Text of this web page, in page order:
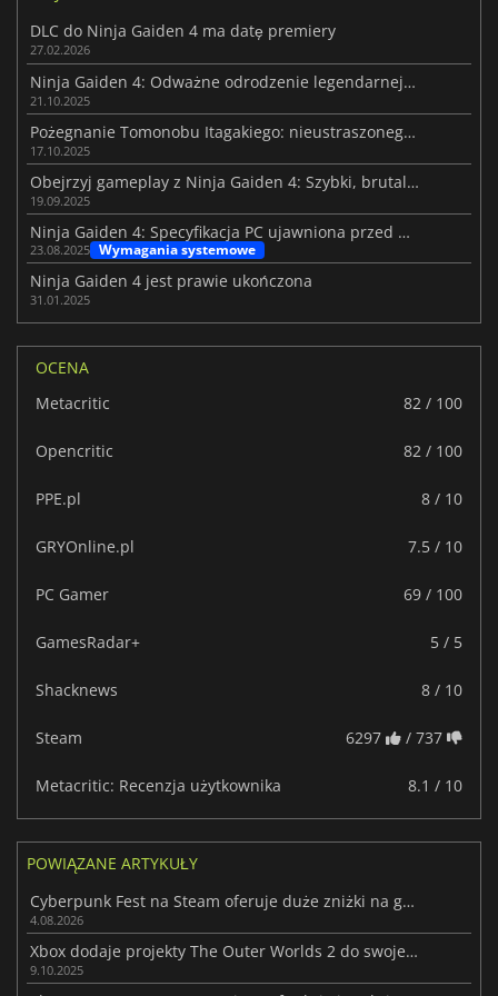
DLC do Ninja Gaiden 4 ma datę premiery
27.02.2026
Ninja Gaiden 4: Odważne odrodzenie legendarnej serii
21.10.2025
Pożegnanie Tomonobu Itagakiego: nieustraszonego twórcy Ninja Gaiden
17.10.2025
Obejrzyj gameplay z Ninja Gaiden 4: Szybki, brutalny i bezlitosny
19.09.2025
Ninja Gaiden 4: Specyfikacja PC ujawniona przed premierą
23.08.2025 Wymagania systemowe
Ninja Gaiden 4 jest prawie ukończona
31.01.2025
OCENA
Metacritic
82 / 100
Opencritic 82 / 100
PPE.pl 8 / 10
GRYOnline.pl 7.5 / 10
PC Gamer 69 / 100
GamesRadar+ 5 / 5
Shacknews 8 / 10
Steam 6297 / 737
Metacritic: Recenzja użytkownika 8.1 / 10
POWIĄZANE ARTYKUŁY
Cyberpunk Fest na Steam oferuje duże zniżki na gry futurystyczne
4.08.2026
Xbox dodaje projekty The Outer Worlds 2 do swojej oferty Xbox Design Lab
9.10.2025